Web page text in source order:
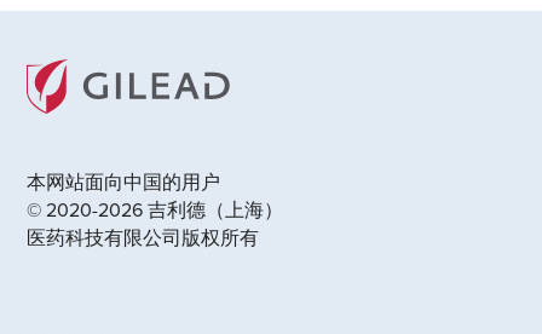
本网站面向中国的用户
© 2020-2026 吉利德（上海）
医药科技有限公司版权所有